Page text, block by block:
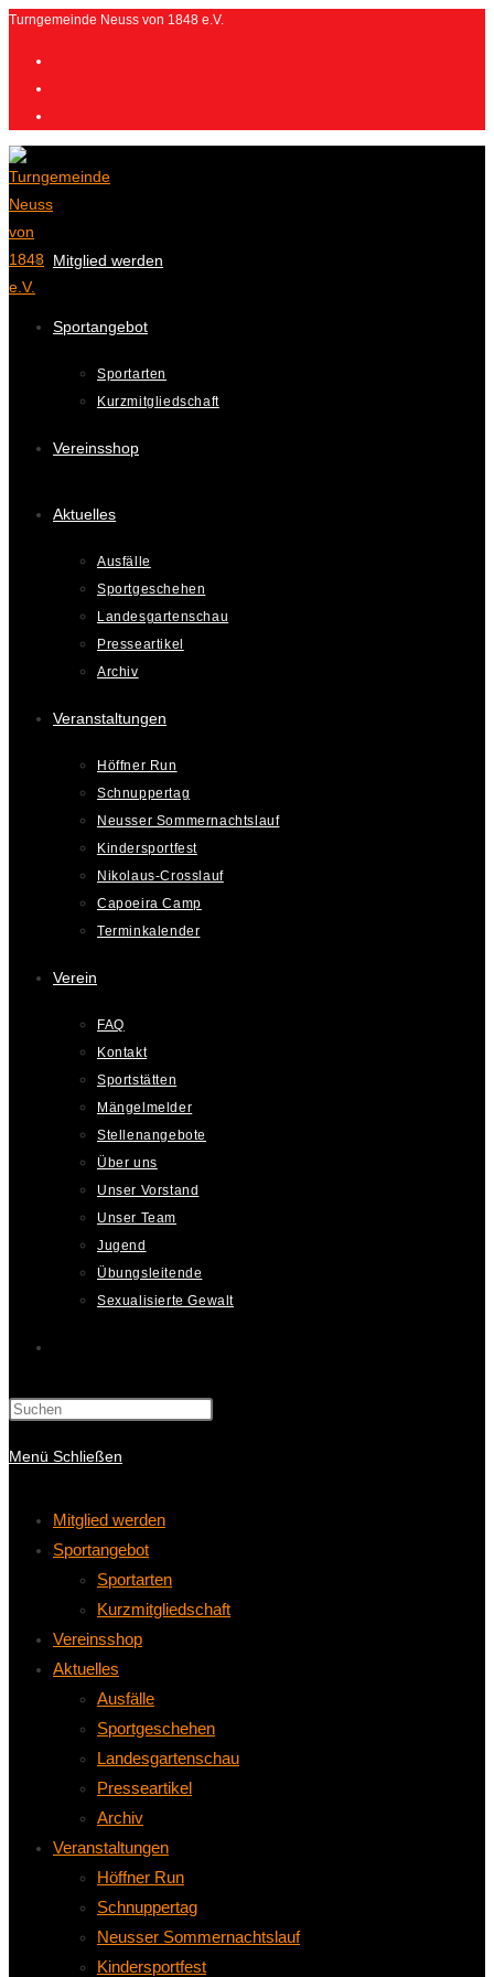
Zum
Turngemeinde Neuss von 1848 e.V.
Mitglied werden
Sportangebot
Sportarten
Kurzmitgliedschaft
Vereinsshop
Aktuelles
Ausfälle
Sportgeschehen
Landesgartenschau
Presseartikel
Archiv
Veranstaltungen
Höffner Run
Schnuppertag
Neusser Sommernachtslauf
Kindersportfest
Nikolaus-Crosslauf
Capoeira Camp
Terminkalender
Verein
FAQ
Kontakt
Sportstätten
Mängelmelder
Stellenangebote
Über uns
Unser Vorstand
Unser Team
Jugend
Übungsleitende
Sexualisierte Gewalt
Suche
Menü Schließen
Mitglied werden
Sportangebot
Sportarten
Kurzmitgliedschaft
Vereinsshop
Aktuelles
Ausfälle
Sportgeschehen
Landesgartenschau
Presseartikel
Archiv
Veranstaltungen
Höffner Run
Schnuppertag
Neusser Sommernachtslauf
Kindersportfest